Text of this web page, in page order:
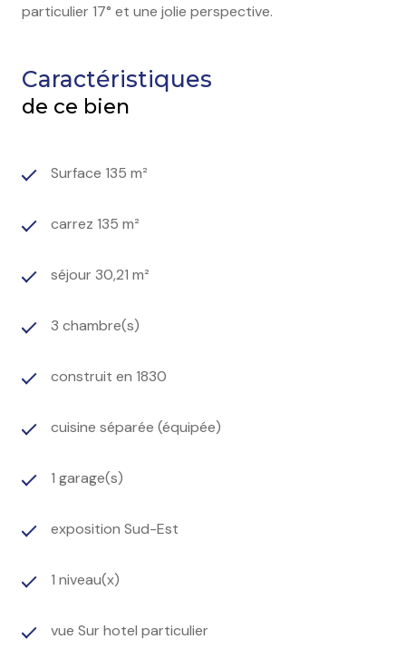
particulier 17° et une jolie perspective.
Caractéristiques
de ce bien
Surface 135 m²
carrez 135 m²
séjour 30,21 m²
3 chambre(s)
construit en 1830
cuisine séparée (équipée)
1 garage(s)
exposition Sud-Est
1 niveau(x)
vue Sur hotel particulier